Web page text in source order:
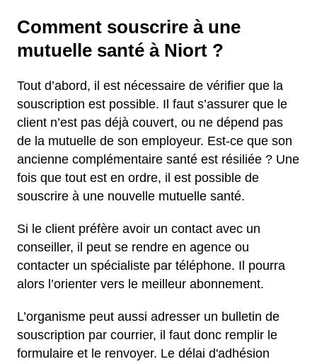
Comment souscrire à une
mutuelle santé à Niort ?
Tout d’abord, il est nécessaire de vérifier que la
souscription est possible. Il faut s’assurer que le
client n’est pas déjà couvert, ou ne dépend pas
de la mutuelle de son employeur. Est-ce que son
ancienne complémentaire santé est résiliée ? Une
fois que tout est en ordre, il est possible de
souscrire à une nouvelle mutuelle santé.
Si le client préfère avoir un contact avec un
conseiller, il peut se rendre en agence ou
contacter un spécialiste par téléphone. Il pourra
alors l’orienter vers le meilleur abonnement.
L’organisme peut aussi adresser un bulletin de
souscription par courrier, il faut donc remplir le
formulaire et le renvoyer. Le délai d'adhésion